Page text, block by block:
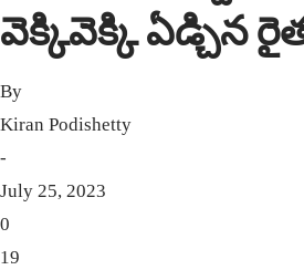
వెక్కివెక్కి ఏడ్చిన
By
Kiran Podishetty
-
July 25, 2023
0
19